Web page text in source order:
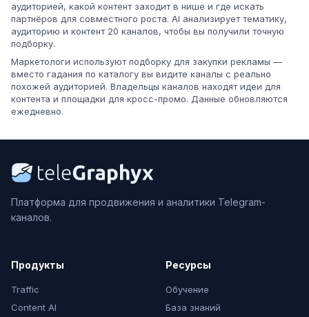
аудиторией, какой контент заходит в нише и где искать
партнёров для совместного роста. AI анализирует тематику,
аудиторию и контент 20 каналов, чтобы вы получили точную
подборку.
Маркетологи используют подборку для закупки рекламы —
вместо гадания по каталогу вы видите каналы с реально
похожей аудиторией. Владельцы каналов находят идеи для
контента и площадки для кросс-промо. Данные обновляются
ежедневно.
Платформа для продвижения и аналитики Telegram-
каналов.
Продукты
Traffic
Content AI
Ресурсы
Обучение
База знаний